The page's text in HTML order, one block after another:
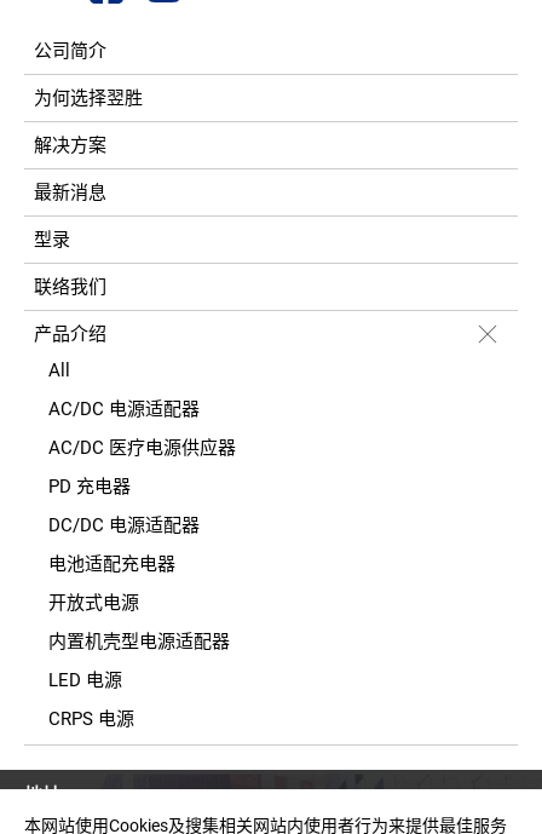
公司简介
为何选择翌胜
解决方案
最新消息
型录
联络我们
产品介绍
All
AC/DC 电源适配器
AC/DC 医疗电源供应器
PD 充电器
DC/DC 电源适配器
电池适配充电器
开放式电源
内置机壳型电源适配器
LED 电源
CRPS 电源
地址
台湾新北市中和区建一路150号11楼之2(E栋)
本网站使用Cookies及搜集相关网站内使用者行为来提供最佳服务